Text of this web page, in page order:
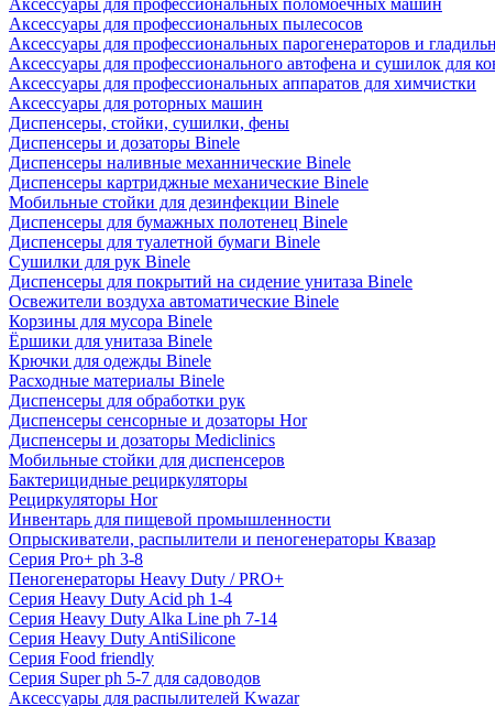
Аксессуары для профессиональных поломоечных машин
Аксессуары для профессиональных пылесосов
Аксессуары для профессиональных парогенераторов и
Аксессуары для профессионального автофена и сушилок для
Аксессуары для профессиональных аппаратов для химчистки
Аксессуары для роторных машин
Диспенсеры, стойки, сушилки, фены
Диспенсеры и дозаторы Binele
Диспенсеры наливные механнические Binele
Диспенсеры картриджные механические Binele
Мобильные стойки для дезинфекции Binele
Диспенсеры для бумажных полотенец Binele
Диспенсеры для туалетной бумаги Binele
Сушилки для рук Binele
Диспенсеры для покрытий на сидение унитаза Binele
Освежители воздуха автоматические Binele
Корзины для мусора Binele
Ёршики для унитаза Binele
Крючки для одежды Binele
Расходные материалы Binele
Диспенсеры для обработки рук
Диспенсеры сенсорные и дозаторы Hor
Диспенсеры и дозаторы Mediclinics
Мобильные стойки для диспенсеров
Бактерицидные рециркуляторы
Рециркуляторы Hor
Инвентарь для пищевой промышленности
Опрыскиватели, распылители и пеногенераторы Квазар
Серия Pro+ ph 3-8
Пеногенераторы Heavy Duty / PRO+
Серия Heavy Duty Acid ph 1-4
Серия Heavy Duty Alka Line ph 7-14
Серия Heavy Duty AntiSilicone
Серия Food friendly
Серия Super ph 5-7 для садоводов
Аксессуары для распылителей Kwazar